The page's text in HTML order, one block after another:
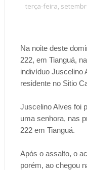
terça-feira,
Na noite deste
222, em Tianguá,
indivíduo Juscelino
residente no Sitio
Juscelino Alves foi
uma senhora, nas
222 em Tianguá.
Após o assalto, o
porém, ao chegou